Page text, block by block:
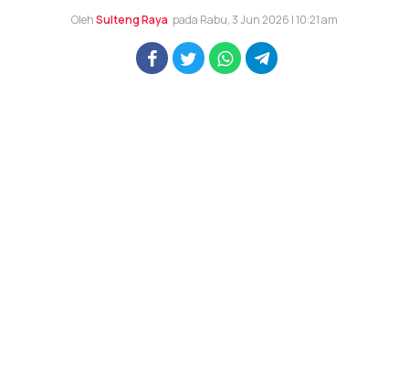
OlehSulteng Raya pada Rabu, 3 Jun 2026 | 10:21 am